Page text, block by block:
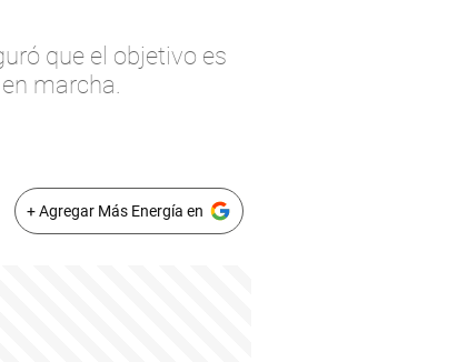
que el objetivo es
marcha.
+ Agregar Más Energía en